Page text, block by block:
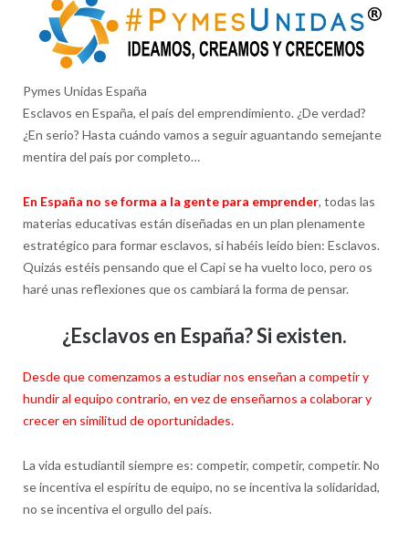
Pymes Unidas España
Esclavos en España, el país del emprendimiento. ¿De verdad?
¿En serio? Hasta cuándo vamos a seguir aguantando semejante
mentira del país por completo…
En España no se forma a la gente para emprender, todas las
materias educativas están diseñadas en un plan plenamente
estratégico para formar esclavos, si habéis leído bien: Esclavos.
Quizás estéis pensando que el Capi se ha vuelto loco, pero os
haré unas reflexiones que os cambiará la forma de pensar.
¿Esclavos en España? Si existen.
Desde que comenzamos a estudiar nos enseñan a competir y
hundir al equipo contrario, en vez de enseñarnos a colaborar y
crecer en similitud de oportunidades.
La vida estudiantil siempre es: competir, competir, competir. No
se incentiva el espíritu de equipo, no se incentiva la solidaridad,
no se incentiva el orgullo del país.